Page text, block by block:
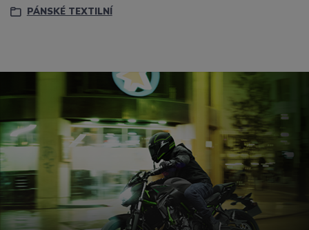
PÁNSKÉ TEXTILNÍ